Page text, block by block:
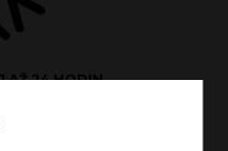
AŽ 24 HODIN